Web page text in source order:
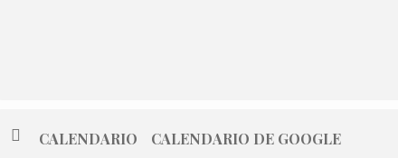
CALENDARIO CALENDARIO DE GOOGLE